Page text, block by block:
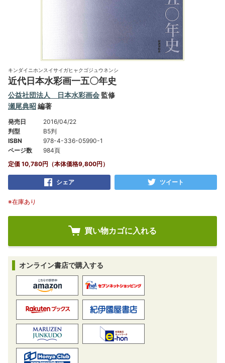
キンダイニホンスイサイガヒャクゴジュウネンシ
近代日本水彩画一五〇年史
公益社団法人 日本水彩画会 監修
瀬尾典昭編著
発売日
2016/04/22
判型
B5判
ISBN
978-4-336-05990-1
ページ数
984頁
定価 10,780円（本体価格9,800円）
シェア ツイート
※在庫あり
オンライン書店で購入する